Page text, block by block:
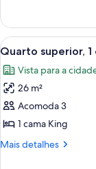
King,
vista
para
o
oceano
premier,
cama
vista
para
oceano
Carrega
todas
as
fotos
de
Quarto
superior,
6
Quarto superior,
Vista para a
26 m²
Acomoda 3
1 cama King
Mais detalhes
Mais